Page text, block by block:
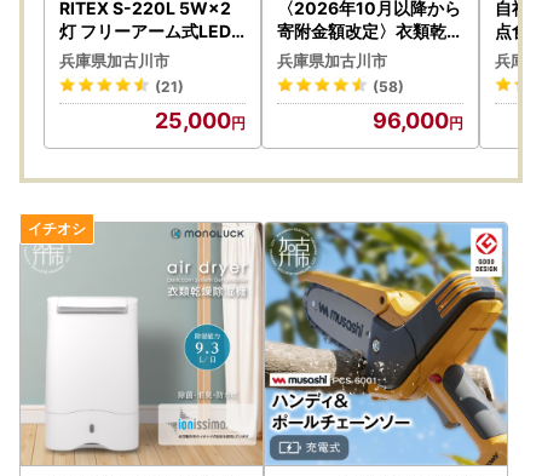
RITEX S-220L 5W×2
灯 フリーアーム式LED
ソーラーセンサーライト
〈センサーライト ソー
ラーライト ライト 照明
防犯 日用品 防犯ライト
フリーアーム式 LED 非
料無料 おすすめ〉【24
02O10808】
兵庫県加古川市
(21)
25,000
〈2026年10月以降から
寄附金額改定〉衣類乾燥
除湿機 air dryer DDA10
【2509N09601】
兵庫県加古川市
(58)
96,000
自社
点食
)【
兵庫